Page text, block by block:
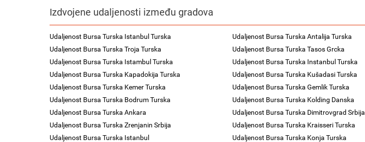
Izdvojene udaljenosti između gradova
Udaljenost Bursa Turska Istanbul Turska Udaljenost Bursa Turska Antalija Turska
Udaljenost Bursa Turska Troja Turska
Udaljenost Bursa Turska Tasos Grcka
Udaljenost Bursa Turska Istambul Turska
Udaljenost Bursa Turska Instanbul Turska
Udaljenost Bursa Turska Kapadokija Turska
Udaljenost Bursa Turska Kušadasi Turska
Udaljenost Bursa Turska Kemer Turska
Udaljenost Bursa Turska Gemlik Turska
Udaljenost Bursa Turska Bodrum Turska
Udaljenost Bursa Turska Kolding Danska
Udaljenost Bursa Turska Ankara
Udaljenost Bursa Turska Dimitrovgrad Srbija
Udaljenost Bursa Turska Zrenjanin Srbija
Udaljenost Bursa Turska Kraisseri Turska
Udaljenost Bursa Turska Istanbul
Udaljenost Bursa Turska Konja Turska